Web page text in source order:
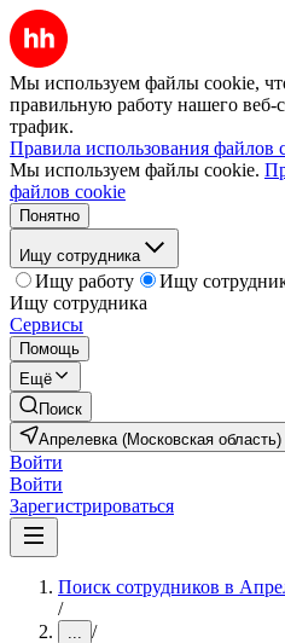
Мы используем файлы cookie,
правильную работу нашего веб-
трафик.
Правила использования файлов
Мы используем файлы cookie.
файлов cookie
Понятно
Ищу сотрудника
Ищу работу
Ищу
Ищу сотрудника
Сервисы
Помощь
Ещё
Поиск
Апрелевка (Московская область)
Войти
Войти
Зарегистрироваться
Поиск сотрудников в
/
... /